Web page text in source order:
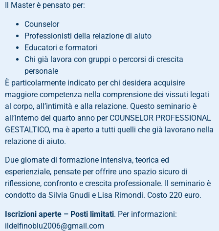
Il Master è pensato per:
Counselor
Professionisti della relazione di aiuto
Educatori e formatori
Chi già lavora con gruppi o percorsi di crescita
personale
È particolarmente indicato per chi desidera acquisire
maggiore competenza nella comprensione dei vissuti legati
al corpo, all’intimità e alla relazione. Questo seminario è
all’interno del quarto anno per COUNSELOR PROFESSIONAL
GESTALTICO, ma è aperto a tutti quelli che già lavorano nella
relazione di aiuto.
Due giornate di formazione intensiva, teorica ed
esperienziale, pensate per offrire uno spazio sicuro di
riflessione, confronto e crescita professionale. Il seminario è
condotto da Silvia Gnudi e Lisa Rimondi. Costo 220 euro.
Iscrizioni aperte – Posti limitati. Per informazioni:
ildelfinoblu2006@gmail.com